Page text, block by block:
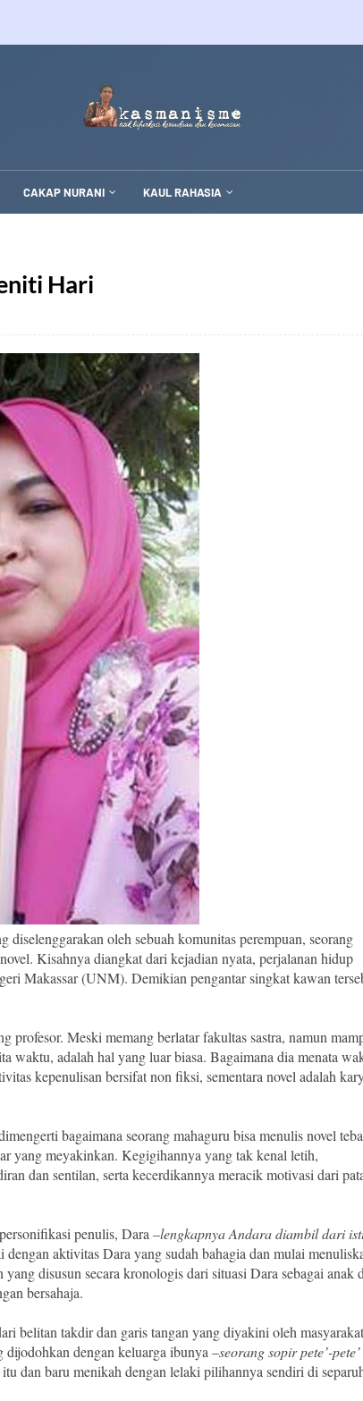
CAKAP NURANI KAUL RAHASIA
Hari
oleh sebuah komunitas perempuan, seorang
Kisahnya diangkat dari kejadian nyata, perjalanan hidup
Makassar (UNM). Demikian pengantar singkat kawan
Meski memang berlatar fakultas sastra, namun
waktu, adalah hal yang luar biasa. Bagaimana dia menata
kepenulisan bersifat non fiksi, sementara novel adalah
bagaimana seorang mahaguru bisa menulis novel
yang meyakinkan. Kegigihannya yang tak kenal letih,
dan sentilan, serta kecerdikannya meracik motivasi dari
penulis, Dara –lengkapnya Andara diambil dari
dengan aktivitas Dara yang sudah bahagia dan mulai
disusun secara kronologis dari situasi Dara sebagai anak
bersahaja.
belitan takdir dan garis tangan yang diyakini oleh
dijodohkan dengan keluarga ibunya –seorang sopir pete’-
dan baru menikah dengan lelaki pilihannya sendiri di